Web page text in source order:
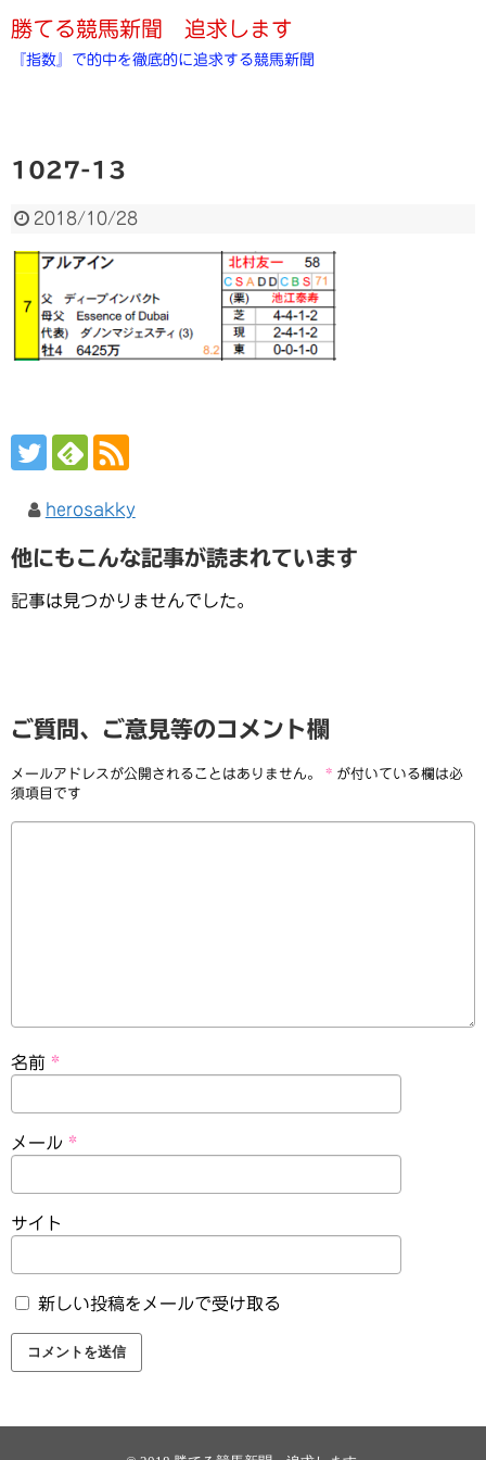
勝てる競馬新聞 追求します
『指数』で的中を徹底的に追求する競馬新聞
1027-13
2018/10/28
herosakky
他にもこんな記事が読まれています
記事は見つかりませんでした。
ご質問、ご意見等のコメント欄
メールアドレスが公開されることはありません。 * が付いている欄は必
須項目です
名前 *
メール *
サイト
新しい投稿をメールで受け取る